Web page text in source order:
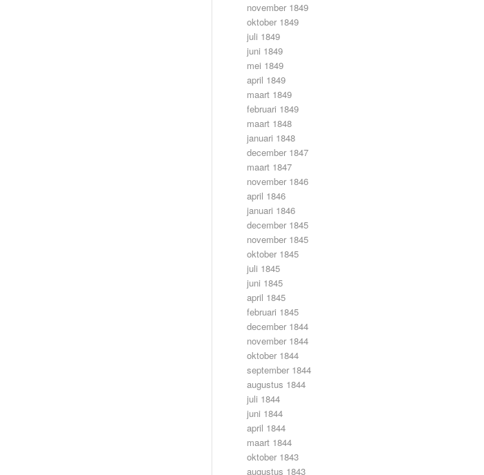
november 1849
oktober 1849
juli 1849
juni 1849
mei 1849
april 1849
maart 1849
februari 1849
maart 1848
januari 1848
december 1847
maart 1847
november 1846
april 1846
januari 1846
december 1845
november 1845
oktober 1845
juli 1845
juni 1845
april 1845
februari 1845
december 1844
november 1844
oktober 1844
september 1844
augustus 1844
juli 1844
juni 1844
april 1844
maart 1844
oktober 1843
augustus 1843